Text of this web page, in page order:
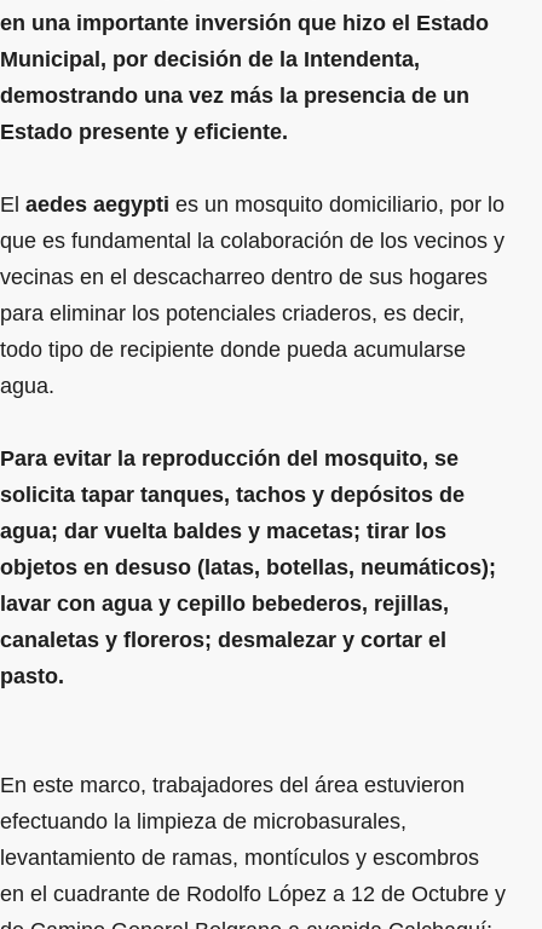
en una importante inversión que hizo el Estado
Municipal, por decisión de la Intendenta,
demostrando una vez más la presencia de un
Estado presente y eficiente.
El aedes aegypti es un mosquito domiciliario, por lo
que es fundamental la colaboración de los vecinos y
vecinas en el descacharreo dentro de sus hogares
para eliminar los potenciales criaderos, es decir,
todo tipo de recipiente donde pueda acumularse
agua.
Para evitar la reproducción del mosquito, se
solicita tapar tanques, tachos y depósitos de
agua; dar vuelta baldes y macetas; tirar los
objetos en desuso (latas, botellas, neumáticos);
lavar con agua y cepillo bebederos, rejillas,
canaletas y floreros; desmalezar y cortar el
pasto.
En este marco, trabajadores del área estuvieron
efectuando la limpieza de microbasurales,
levantamiento de ramas, montículos y escombros
en el cuadrante de Rodolfo López a 12 de Octubre y